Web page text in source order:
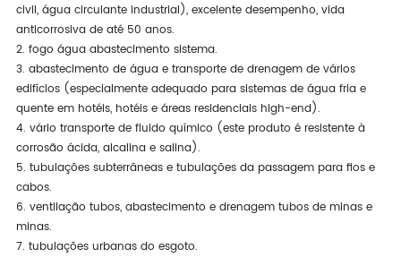
civil, água circulante industrial), excelente desempenho, vida
anticorrosiva de até 50 anos.
2. fogo água abastecimento sistema.
3. abastecimento de água e transporte de drenagem de vários
edifícios (especialmente adequado para sistemas de água fria e
quente em hotéis, hotéis e áreas residenciais high-end).
4. vário transporte de fluido químico (este produto é resistente à
corrosão ácida, alcalina e salina).
5. tubulações subterrâneas e tubulações da passagem para fios e
cabos.
6. ventilação tubos, abastecimento e drenagem tubos de minas e
minas.
7. tubulações urbanas do esgoto.